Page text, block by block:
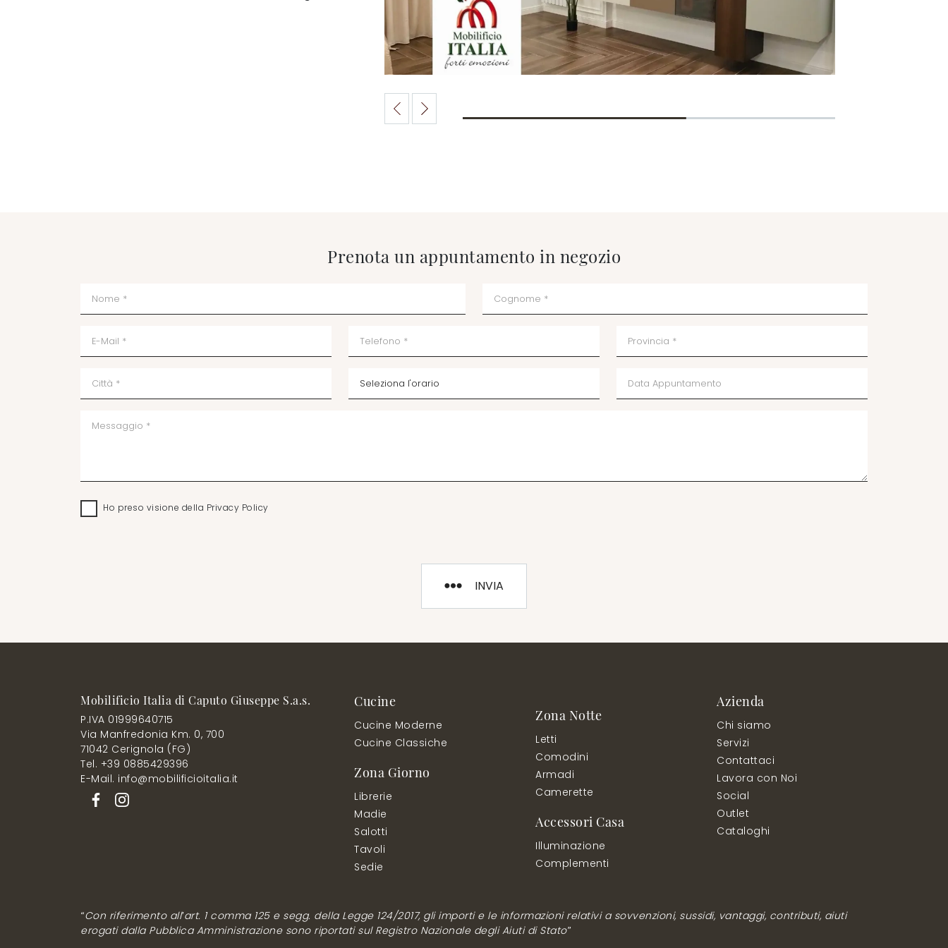
Prenota un appuntamento in negozio
Ho preso visione della Privacy Policy
INVIA
Mobilificio Italia di Caputo Giuseppe S.a.s.
P.IVA 01999640715
Via Manfredonia Km. 0, 700
71042 Cerignola (FG)
Tel. +39 0885429396
E-Mail. info@mobilificioitalia.it
Cucine
Cucine Moderne
Cucine Classiche
Zona Giorno
Librerie
Madie
Salotti
Tavoli
Sedie
Zona Notte
Letti
Comodini
Armadi
Camerette
Accessori Casa
Illuminazione
Complementi
Azienda
Chi siamo
Servizi
Contattaci
Lavora con Noi
Social
Outlet
Cataloghi
“Con riferimento all’art. 1 comma 125 e segg. della Legge 124/2017, gli importi e le informazioni relativi a sovvenzioni, sussidi, vantaggi, contributi, aiuti
erogati dalla Pubblica Amministrazione sono riportati sul Registro Nazionale degli Aiuti di Stato”